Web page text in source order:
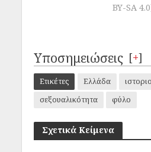
BY-SA
Υποσημειώσεις [+]
Ετικέτες Ελλάδα
σεξουαλικότητα
φύλο
Σχετικά Κείμενα